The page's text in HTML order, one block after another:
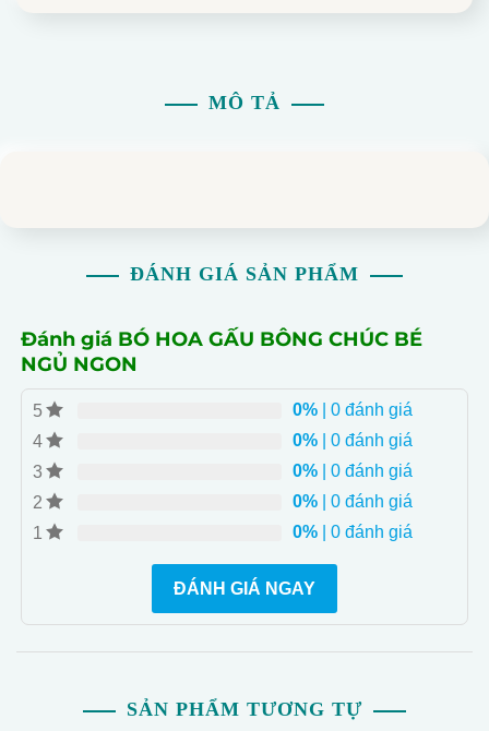
MÔ TẢ
ĐÁNH GIÁ SẢN PHẨM
Đánh giá BÓ HOA GẤU BÔNG CHÚC BÉ
NGỦ NGON
5 0%| 0 đánh giá
4
0%| 0 đánh giá
3
0%| 0 đánh giá
2
0%| 0 đánh giá
1
0%| 0 đánh giá
ĐÁNH GIÁ NGAY
SẢN PHẨM TƯƠNG TỰ